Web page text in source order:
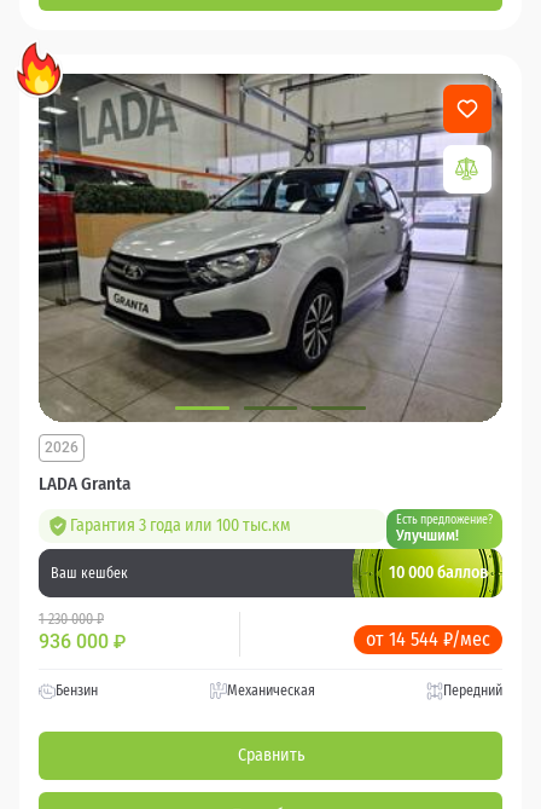
LADA Granta
2026
Гарантия 3 года или 100 тыс.км Есть предложение?
Улучшим!
Ваш кешбек 10 000 баллов
1 230 000 ₽
936 000 ₽ от 14 544 ₽/мес
Бензин Механическая Передний
Сравнить